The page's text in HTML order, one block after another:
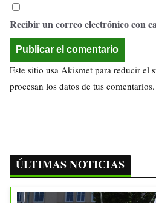
Recibir un correo electrónico con
Este sitio usa Akismet para reducir el
procesan los datos de tus comentarios.
ÚLTIMAS NOTICIAS